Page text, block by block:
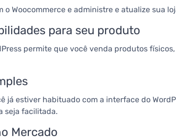
o Woocommerce e administre e atualize sua
para seu produto
permite que você venda produtos
já estiver habituado com a interface do
seja facilitada.
Mercado